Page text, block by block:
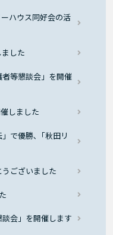
ハウス同好会の活
した
等懇談会」を開催
しました
で優勝､「秋田リ
うございました
会」を開催します